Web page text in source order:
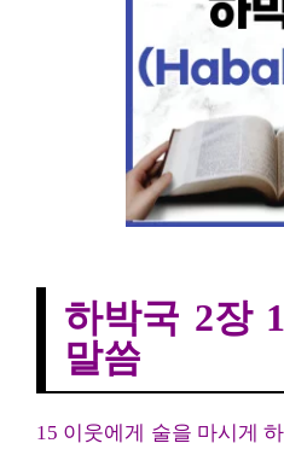
하박국 2장
말씀
15 이웃에게 술을 마시게